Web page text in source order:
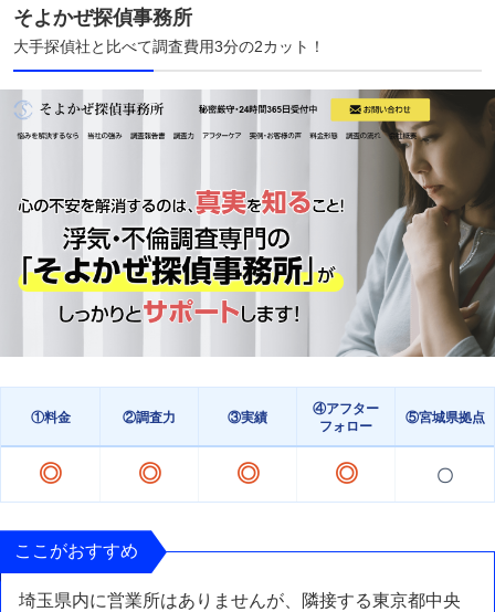
そよかぜ探偵事務所
大手探偵社と比べて調査費用3分の2カット！
①料金 ②調査力 ③実績
④アフター
フォロー
⑤宮城県拠点
◎ ◎ ◎ ◎ 〇
ここがおすすめ
埼玉県内に営業所はありませんが、隣接する東京都中央